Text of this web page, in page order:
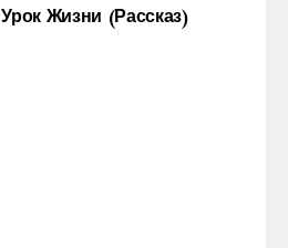
Урок Жизни (рассказ)